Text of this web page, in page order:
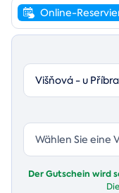
Online-
Višňová - u
Wählen Sie eine
Der Gutschein wird